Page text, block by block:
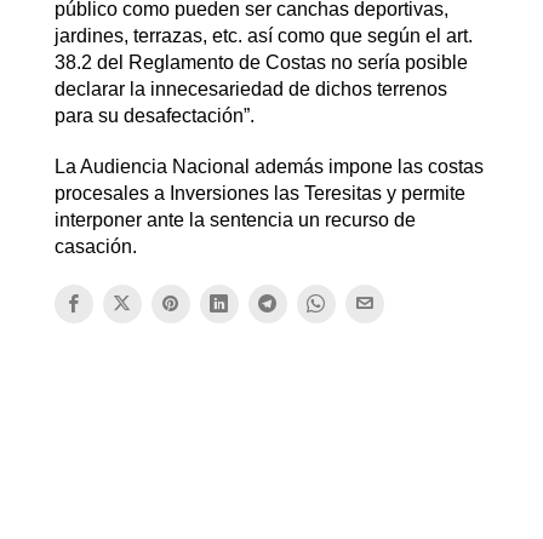
público como pueden ser canchas deportivas,
jardines, terrazas, etc. así como que según el art.
38.2 del Reglamento de Costas no sería posible
declarar la innecesariedad de dichos terrenos
para su desafectación”.
La Audiencia Nacional además impone las costas
procesales a Inversiones las Teresitas y permite
interponer ante la sentencia un recurso de
casación.